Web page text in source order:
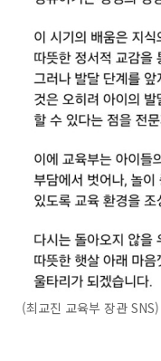
(최교진 교육부 장관 SNS)